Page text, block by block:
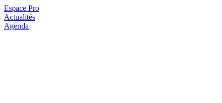
Espace Pro
Actualités
Agenda